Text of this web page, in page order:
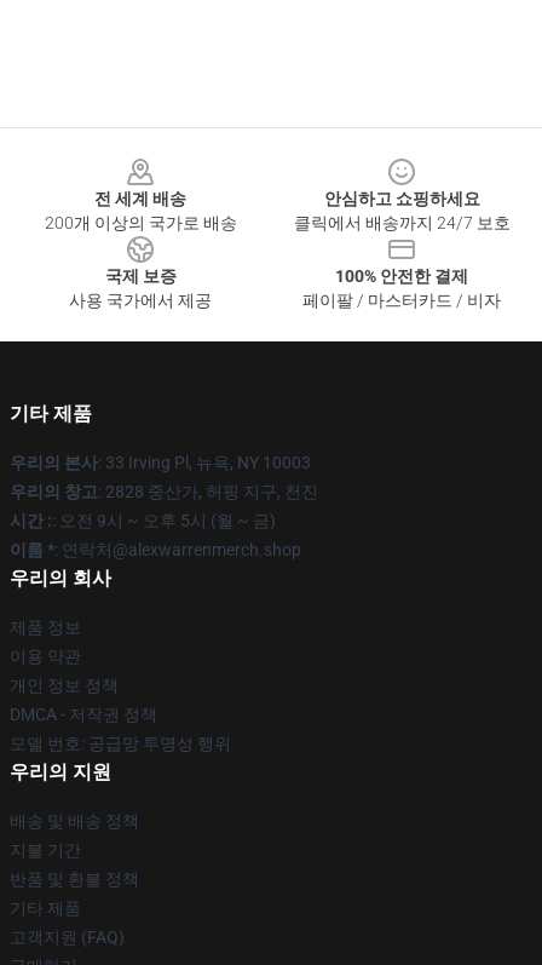
전 세계 배송
200개 이상의 국가로 배송
안심하고 쇼핑하세요
클릭에서 배송까지 24/7 보호
국제 보증
사용 국가에서 제공
100% 안전한 결제
페이팔 / 마스터카드 / 비자
기타 제품
우리의 본사: 33 Irving Pl, 뉴욕, NY 10003
우리의 창고: 2828 중산가, 허핑 지구, 천진
시간 :: 오전 9시 ~ 오후 5시 (월 ~ 금)
이름 *: 연락처@alexwarrenmerch.shop
우리의 회사
제품 정보
이용 약관
개인 정보 정책
DMCA - 저작권 정책
모델 번호: 공급망 투명성 행위
우리의 지원
배송 및 배송 정책
지불 기간
반품 및 환불 정책
기타 제품
고객지원 (FAQ)